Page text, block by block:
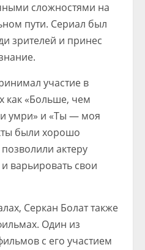
сложностями на
пути. Сериал был
зрителей и принес
участие в
как «Больше, чем
умри» и «Ты — моя
были хорошо
актеру
варьировать свои
Серкан Болат также
Один из
с его участием